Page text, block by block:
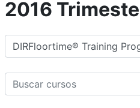
2016
Categorías
Buscar cursos